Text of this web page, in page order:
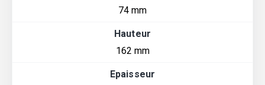
74 mm
Hauteur
162 mm
Epaisseur